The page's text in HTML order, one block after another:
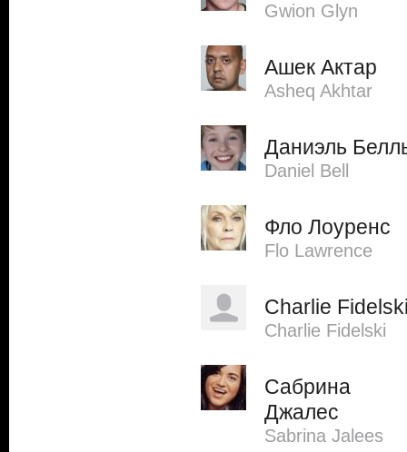
Gwion Glyn
Ашек Актар
Asheq Akhtar
Даниэль
Daniel Bell
Фло Лоуренс
Flo Lawrence
Charlie
Charlie Fidelski
Сабрина
Джалес
Sabrina Jalees